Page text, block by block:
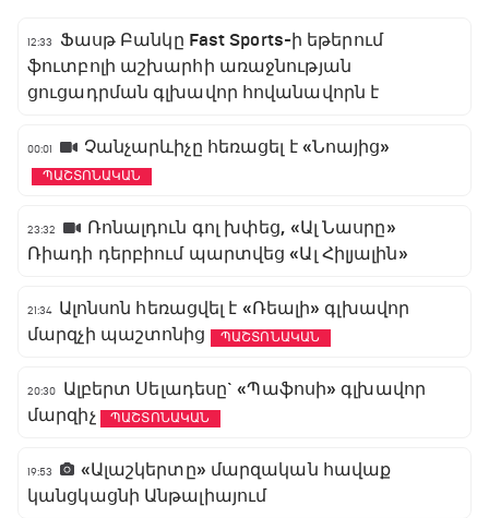
12:33
Ֆասթ Բանկը Fast Sports-ի եթերում
ֆուտբոլի աշխարհի առաջնության
ցուցադրման գլխավոր հովանավորն է
00:01 Չանչարևիչը հեռացել է «Նոայից»
ՊԱՇՏՈՆԱԿԱՆ
23:32
Ռոնալդուն գոլ խփեց, «Ալ Նասրը»
Ռիադի դերբիում պարտվեց «Ալ Հիլյալին»
21:34 Ալոնսոն հեռացվել է «Ռեալի» գլխավոր
մարզչի պաշտոնից
ՊԱՇՏՈՆԱԿԱՆ
20:30
Ալբերտ Սելադեսը` «Պաֆոսի» գլխավոր
մարզիչ
ՊԱՇՏՈՆԱԿԱՆ
19:53
«Ալաշկերտը» մարզական հավաք
կանցկացնի Անթալիայում